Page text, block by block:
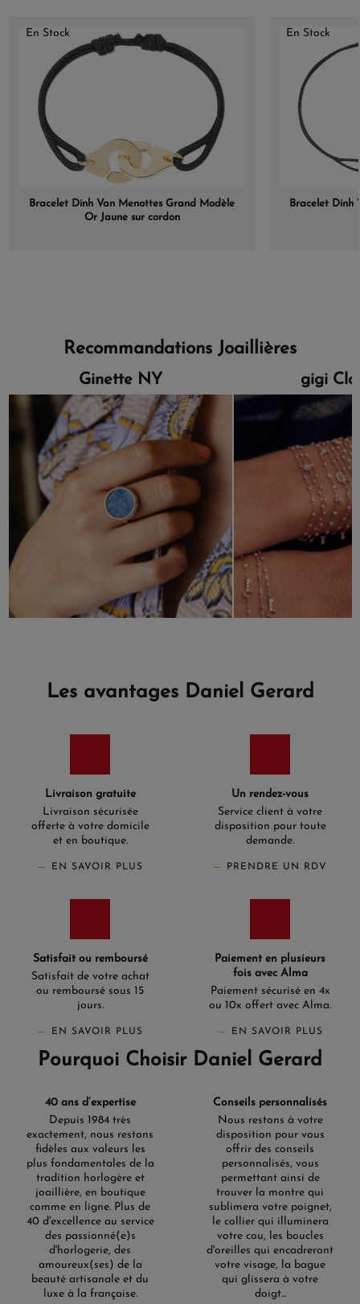
En Stock
Bracelet Dinh Van Menottes Grand Modèle
Or Jaune sur cordon
En Stock
Bracelet Dinh
Recommandations Joaillières
Ginette NY gigi
Les avantages Daniel Gerard
Livraison gratuite
Livraison sécurisée
offerte à votre domicile
et en boutique.
EN SAVOIR PLUS
Un rendez-vous
Service client à votre
disposition pour toute
demande.
PRENDRE UN RDV
Satisfait ou remboursé
Satisfait de votre achat
ou remboursé sous 15
jours.
EN SAVOIR PLUS
Paiement en plusieurs
fois avec Alma
Paiement sécurisé en 4x
ou 10x offert avec Alma.
EN SAVOIR PLUS
Pourquoi Choisir Daniel Gerard
40 ans d’expertise
Depuis 1984 très
exactement, nous restons
fidèles aux valeurs les
plus fondamentales de la
tradition horlogère et
joaillière, en boutique
comme en ligne. Plus de
40 d'excellence au service
des passionné(e)s
d'horlogerie, des
amoureux(ses) de la
beauté artisanale et du
luxe à la française.
Conseils personnalisés
Nous restons à votre
disposition pour vous
offrir des conseils
personnalisés, vous
permettant ainsi de
trouver la montre qui
sublimera votre poignet,
le collier qui illuminera
votre cou, les boucles
d'oreilles qui encadreront
votre visage, la bague
qui glissera à votre
doigt...